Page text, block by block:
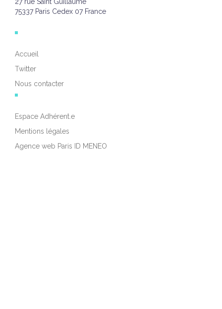
75337 Paris Cedex 07 France
Accueil
Twitter
Nous contacter
Espace Adhérent.e
Mentions légales
Agence web Paris ID MENEO